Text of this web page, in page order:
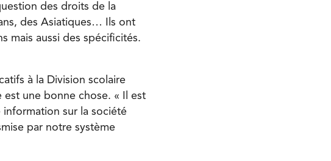
des droits de la
des Asiatiques… Ils ont
mais aussi des spécificités.
à la Division scolaire
une bonne chose. « Il est
sur la société
par notre système